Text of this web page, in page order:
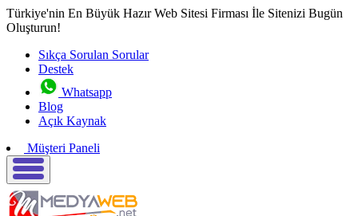
Türkiye'nin En Büyük Hazır Web Sitesi Firması İle Sitenizi Bugün
Oluşturun!
Sıkça Sorulan Sorular
Destek
Whatsapp
Blog
Açık Kaynak
Müşteri Paneli